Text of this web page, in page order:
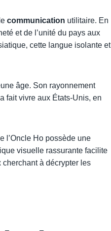
communication utilitaire. En
et de l’unité du pays aux
cette langue isolante et
âge. Son rayonnement
fait vivre aux États-Unis, en
l’Oncle Ho possède une
visuelle rassurante facilite
à décrypter les